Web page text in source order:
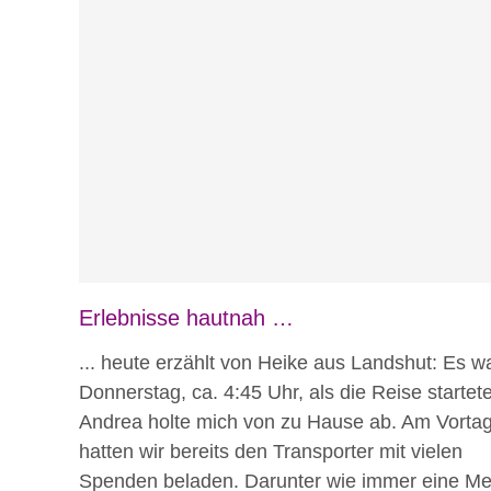
Erlebnisse hautnah …
... heute erzählt von Heike aus Landshut: Es
Donnerstag, ca. 4:45 Uhr, als die Reise
Andrea holte mich von zu Hause ab. Am Vortag
hatten wir bereits den Transporter mit vielen
Spenden beladen. Darunter wie immer eine